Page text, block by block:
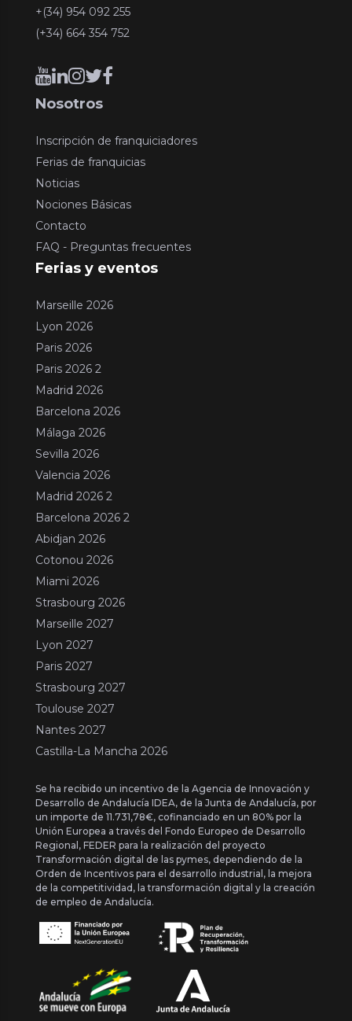
+(34) 954 092 255
(+34) 664 354 752
Nosotros
Inscripción de franquiciadores
Ferias de franquicias
Noticias
Nociones Básicas
Contacto
FAQ - Preguntas frecuentes
Ferias y eventos
Marseille 2026
Lyon 2026
Paris 2026
Paris 2026 2
Madrid 2026
Barcelona 2026
Málaga 2026
Sevilla 2026
Valencia 2026
Madrid 2026 2
Barcelona 2026 2
Abidjan 2026
Cotonou 2026
Miami 2026
Strasbourg 2026
Marseille 2027
Lyon 2027
Paris 2027
Strasbourg 2027
Toulouse 2027
Nantes 2027
Castilla-La Mancha 2026
Se ha recibido un incentivo de la Agencia de Innovación y
Desarrollo de Andalucía IDEA, de la Junta de Andalucía, por
un importe de 11.731,78€, cofinanciado en un 80% por la
Unión Europea a través del Fondo Europeo de Desarrollo
Regional, FEDER para la realización del proyecto
Transformación digital de las pymes, dependiendo de la
Orden de Incentivos para el desarrollo industrial, la mejora
de la competitividad, la transformación digital y la creación
de empleo de Andalucía.